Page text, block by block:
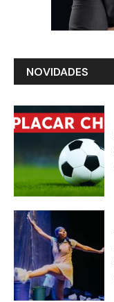
NOVIDADES